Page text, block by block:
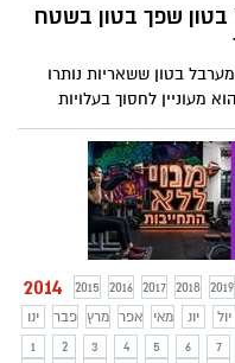
בחודש נובמבר 2011.
בטון שפך בטון בשטח
בטון ששאריות נותרו
מעוניין לחסוך בעלויות
שופך אותן בשטח פתוח
אחרי שפקחי איכות הסביבה
זיהו את ערימת הבטון, הם
אכזב * הנהג פינה את
באלף שקלים *
2014 2015 2016 2017 2018 2019
ינו
פבר מרץ אפר מאי יונ יול
1
2 3 4 5 6 7